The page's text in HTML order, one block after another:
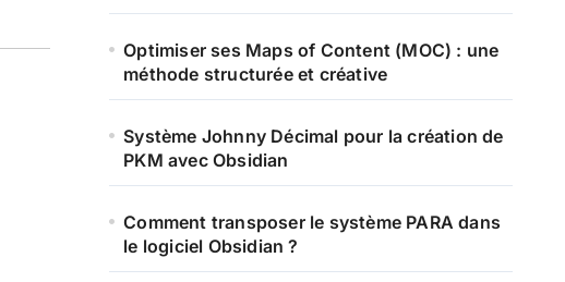
Optimiser ses Maps of Content (MOC) : une
méthode structurée et créative
Système Johnny Décimal pour la création de
PKM avec Obsidian
Comment transposer le système PARA dans
le logiciel Obsidian ?